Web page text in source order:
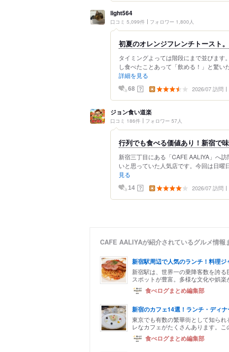
light564
口コミ 5,099件 フォロワー 1,800人
初夏のオレンジフレンチトースト。
タイミングよっては階段にまで並びます
し食べたことあって「飲める！」と驚い
詳細を見る
68 ？ 2026/07 訪問
ジョン食い道楽
口コミ 186件 フォロワー 57人
行列でも食べる価値あり！新宿で
新宿三丁目にある「CAFE AALIYA」へ
いと思っていた人気店です。今回は日曜
見る
14 ？ 2026/07 訪問
CAFE AALIYAが紹介されているグルメ情報
新宿駅周辺で人気のランチ！料理
新宿駅は、世界一の乗降客数を誇
スポットが豊富。多様な文化や娯
食べログまとめ編集部
新宿のカフェ14選！ランチ・ディ
東京でも有数の繁華街として知ら
レなカフェがたくさんあります。
食べログまとめ編集部